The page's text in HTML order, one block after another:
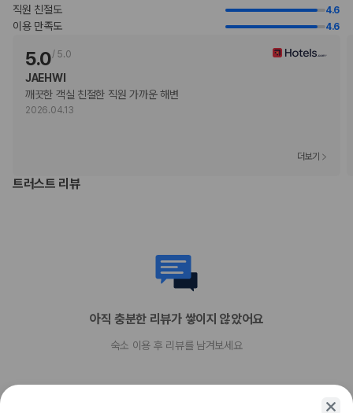
지불 요금
체크인 또는 체크아웃 시 숙박 시설에서 다음 요금을 청구할 수 있습니다(요금에
리조트 이용료: 1박 기준, 숙소당 USD 61.34
리조트 이용료에 포함된 항목:
기타 포함 사항
콘시어지 서비스
풀 브렉퍼스트 아침 식사 요금: 1인당 USD 35.00(대략적인 금액)
USD 55(자유롭게 출입 가능)
추가 요금 지불 시 늦은 체크아웃 가능(객실 이용 상황에 따라 다름)
직원 친절도 4.6
이용 만족도 4.6
5.0/ 5.0
JAEHWI
깨끗한 객실 친절한 직원 가까운 해변
2026.04.13
더보기
트러스트 리뷰
아직 충분한 리뷰가 쌓이지 않았어요
숙소 이용 후 리뷰를 남겨보세요